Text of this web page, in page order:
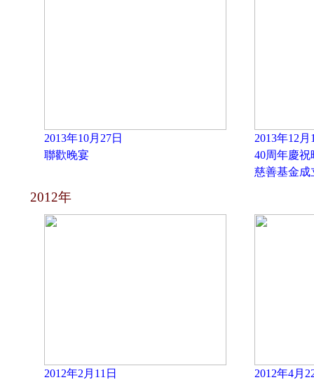
2013年10月27日
聯歡晚宴
2013年12月
40周年慶祝
慈善基金成
2012年
2012年2月11日
2012年4月